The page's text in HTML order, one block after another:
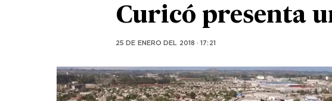
Curicó presenta
25 DE ENERO DEL 2018 · 17:21